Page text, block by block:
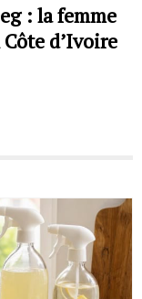
: la femme
d’Ivoire